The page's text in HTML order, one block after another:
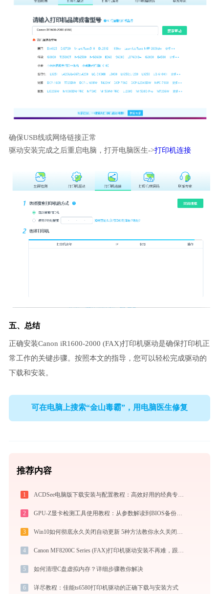
确保USB线或网络链接正常
驱动安装完成之后重启电脑，打开电脑医生->打印机连接
五、总结
正确安装Canon iR1600-2000 (FAX)打印机驱动是确保打印机正
常工作的关键步骤。按照本文的指导，您可以轻松完成驱动的
下载和安装。
可在电脑上搜索“金山毒霸”，用电脑医生修复
推荐内容
1 ACDSee电脑版下载安装与配置教程：高效好用的经典专业看图与图像管理工具
2 GPU-Z显卡检测工具使用教程：从参数解读到BIOS备份，一站式掌握显卡信息
3
4
5 如何清理C盘虚拟内存？详细步骤教你解决
6 详尽教程：佳能ts6580打印机驱动的正确下载与安装方式